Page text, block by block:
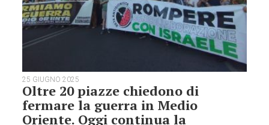
25 GIUGNO 2025
Oltre 20 piazze chiedono di
fermare la guerra in Medio
Oriente. Oggi continua la